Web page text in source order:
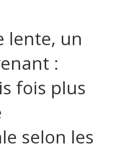
lente, un
:
fois plus
selon les